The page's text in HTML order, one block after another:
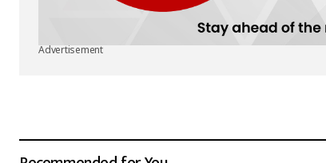
Advertisement